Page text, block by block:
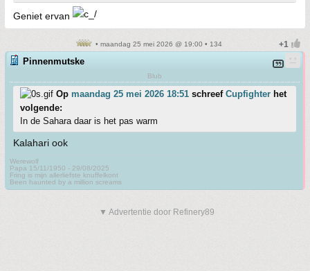
Geniet ervan
• maandag 25 mei 2026 @ 19:00 • 134
Pinnenmutske
Blub
Op maandag 25 mei 2026 18:51 schreef Cupfighter het
volgende:
In de Sahara daar is het pas warm
Kalahari ook
Werewolf
Papa 15/11/1950 - 29/08/2025
Fring is mijn allerliefste knuffelkont
Been haunted by a million screams
▼ Advertentie door Refinery89